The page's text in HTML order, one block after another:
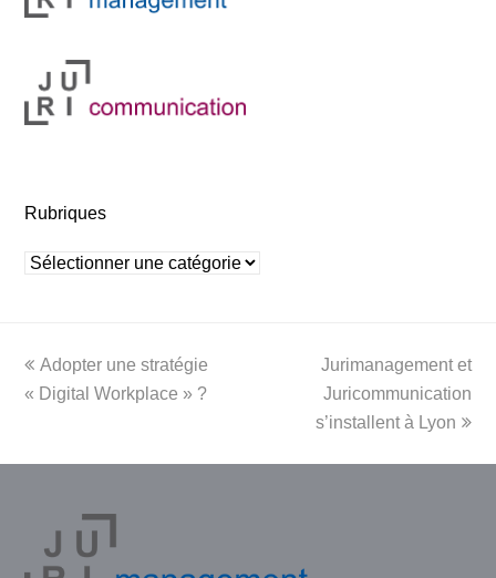
Rubriques
Rubriques
previous
post:
Adopter une stratégie
« Digital Workplace » ?
next
post:
Jurimanagement et
Juricommunication
s’installent à Lyon